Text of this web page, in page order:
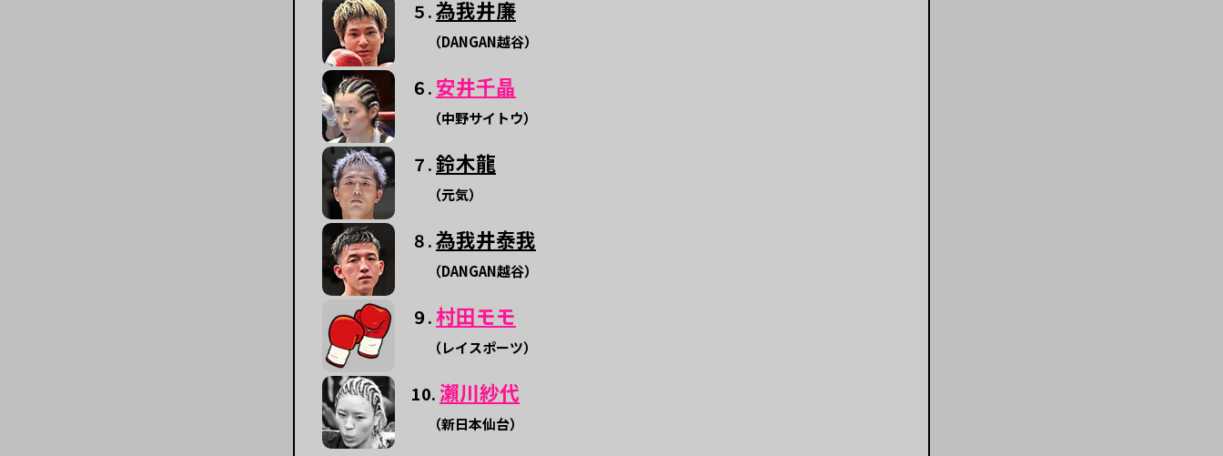
５.為我井廉
（DANGAN越谷）
６. 安井千晶
（中野サイトウ）
７.鈴木龍
（元気）
８.為我井泰我
（DANGAN越谷）
９.村田モモ
（レイスポーツ）
10.瀨川紗代
（新日本仙台）